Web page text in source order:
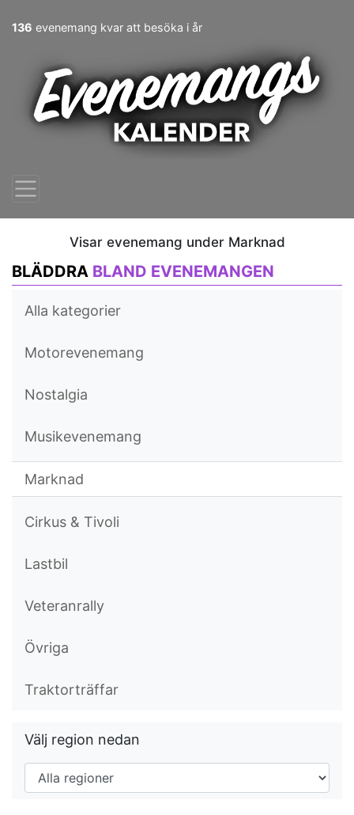
136 evenemang kvar att besöka i år
Visar evenemang under Marknad
BLÄDDRA BLAND EVENEMANGEN
Alla kategorier
Motorevenemang
Nostalgia
Musikevenemang
Marknad
Cirkus & Tivoli
Lastbil
Veteranrally
Övriga
Traktorträffar
Välj region nedan